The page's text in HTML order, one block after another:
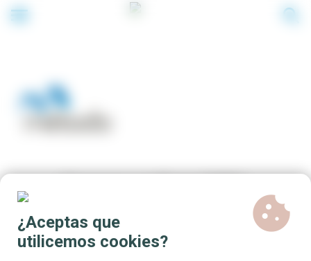
menu search
Convocatoria Galicia
¿Aceptas que
utilicemos cookies?
cookie